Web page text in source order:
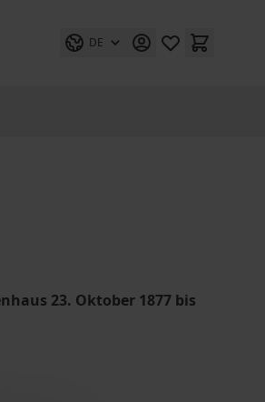
DE
23. Oktober 1877 bis